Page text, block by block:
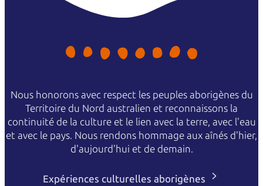
Nous honorons avec respect les peuples aborigènes du
Territoire du Nord australien et reconnaissons la
continuité de la culture et le lien avec la terre, avec l'eau
et avec le pays. Nous rendons hommage aux aînés d'hier,
d'aujourd'hui et de demain.
Expériences culturelles aborigènes